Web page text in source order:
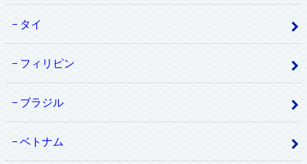
タイ
フィリピン
ブラジル
ベトナム